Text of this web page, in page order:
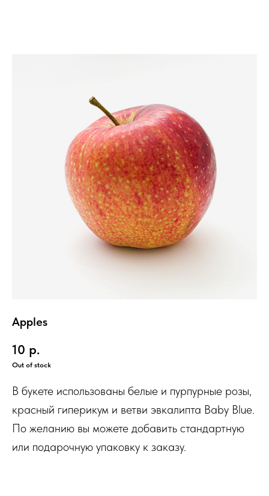
Apples
10 р.
Out of stock
В букете использованы белые и пурпурные розы,
красный гиперикум и ветви эвкалипта Baby Blue.
По желанию вы можете добавить стандартную
или подарочную упаковку к заказу.